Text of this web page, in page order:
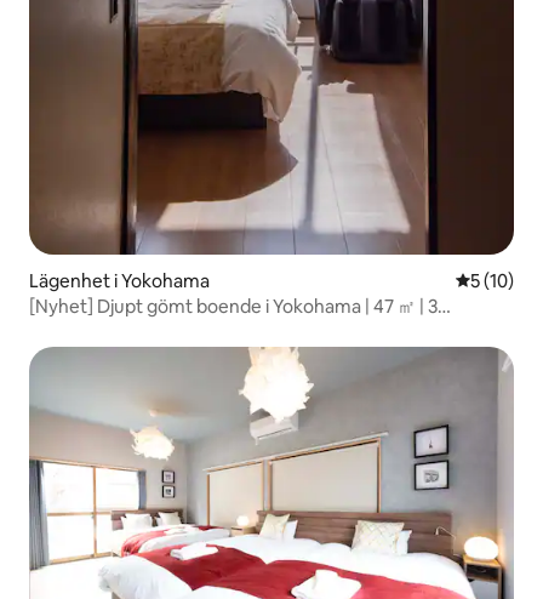
Lägenhet i Yokohama 5 av 5 i
5 (10)
[Nyhet] Djupt gömt boende i Yokohama | 47 ㎡ | 3
Haneda flygplats | Grupper välkomnas